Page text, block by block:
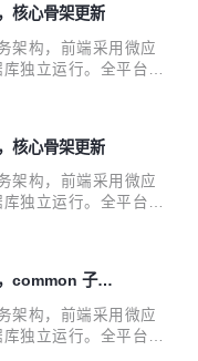
等企业级信息化系
日志 v3.0.0(2024-04-
策略（证书说明文
），老客户升级...
核心骨架更新
架构，前端采用微应
独立运行。全平台采
JECloud 适合软件开
等企业级信息化系
日志 v2.2.3(2024-02-
文本框，文本域maxl
【工作流...
核心骨架更新
架构，前端采用微应
独立运行。全平台采
JECloud 适合软件开
等企业级信息化系
日志 v2.1.0 (2023-10
件处理多选情况下的
common 子项
架构，前端采用微应
独立运行。全平台采